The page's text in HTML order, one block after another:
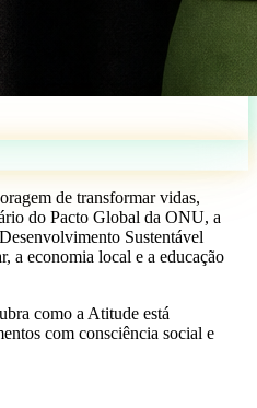
de transformar vidas,
do Pacto Global da ONU, a
Sustentável
a economia local e a educação
como a Atitude está
com consciência social e